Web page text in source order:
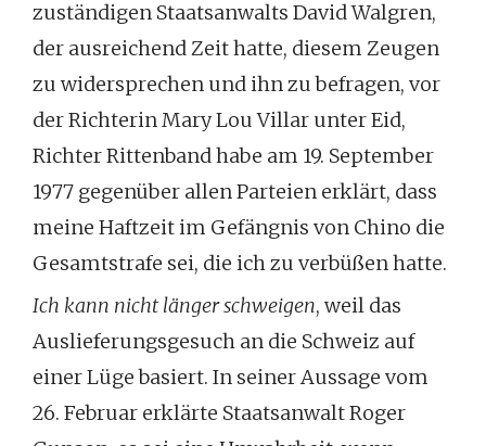
zuständigen Staatsanwalts David Walgren,
der ausreichend Zeit hatte, diesem Zeugen
zu widersprechen und ihn zu befragen, vor
der Richterin Mary Lou Villar unter Eid,
Richter Rittenband habe am 19. September
1977 gegenüber allen Parteien erklärt, dass
meine Haftzeit im Gefängnis von Chino die
Gesamtstrafe sei, die ich zu verbüßen hatte.
Ich kann nicht länger schweigen, weil das
Auslieferungsgesuch an die Schweiz auf
einer Lüge basiert. In seiner Aussage vom
26. Februar erklärte Staatsanwalt Roger